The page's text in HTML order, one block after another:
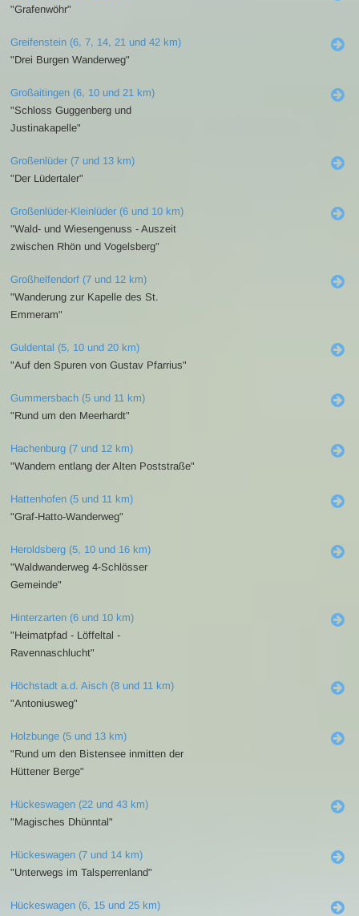
"Grafenwöhr"
Greifenstein (6, 7, 14, 21 und 42 km)
"Drei Burgen Wanderweg"
Großaitingen (6, 10 und 21 km)
"Schloss Guggenberg und
Justinakapelle"
Großenlüder (7 und 13 km)
"Der Lüdertaler"
Großenlüder-Kleinlüder (6 und 10 km)
"Wald- und Wiesengenuss - Auszeit
zwischen Rhön und Vogelsberg"
Großhelfendorf (7 und 12 km)
"Wanderung zur Kapelle des St.
Emmeram"
Guldental (5, 10 und 20 km)
"Auf den Spuren von Gustav Pfarrius"
Gummersbach (5 und 11 km)
"Rund um den Meerhardt"
Hachenburg (7 und 12 km)
"Wandern entlang der Alten Poststraße"
Hattenhofen (5 und 11 km)
"Graf-Hatto-Wanderweg"
Heroldsberg (5, 10 und 16 km)
"Waldwanderweg 4-Schlösser
Gemeinde"
Hinterzarten (6 und 10 km)
"Heimatpfad - Löffeltal -
Ravennaschlucht"
Höchstadt a.d. Aisch (8 und 11 km)
"Antoniusweg"
Holzbunge (5 und 13 km)
"Rund um den Bistensee inmitten der
Hüttener Berge"
Hückeswagen (22 und 43 km)
"Magisches Dhünntal"
Hückeswagen (7 und 14 km)
"Unterwegs im Talsperrenland"
Hückeswagen (6, 15 und 25 km)